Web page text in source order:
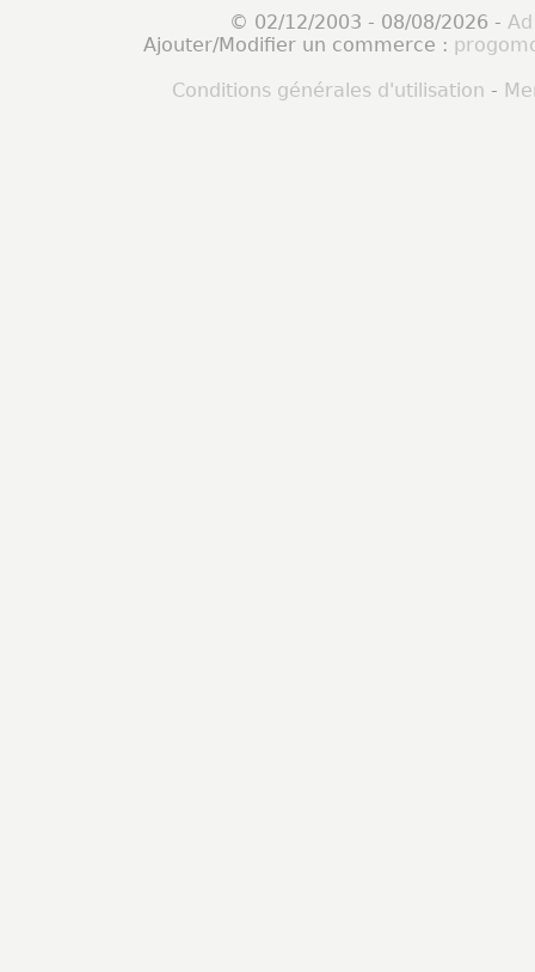
© 02/12/2003 - 08/08/2026 -
Ajouter/Modifier un commerce :
Conditions générales d'utilisation -